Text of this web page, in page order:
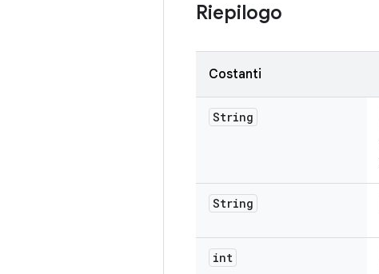
Riepilogo
Costanti
String
String
int